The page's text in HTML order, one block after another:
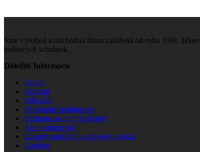
Sme výrobná a obchodná firma založená od roku 1991.
poštových schránok.
Dôležité Informácie
Dopyt
Kontakt
Môj účet
Obchodné podmienky
Ochrana osobných údajov
Ako nakupovať
Zásady používania súborov cookie
Cookies